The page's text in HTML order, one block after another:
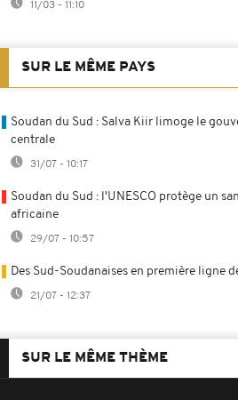
11/03 - 11:10
SUR LE MÊME PAYS
Soudan du Sud : Salva Kiir limoge le
centrale
31/07 - 10:17
Soudan du Sud : l'UNESCO protège un
africaine
29/07 - 10:57
Des Sud-Soudanaises en première ligne
21/07 - 12:37
SUR LE MÊME THÈME